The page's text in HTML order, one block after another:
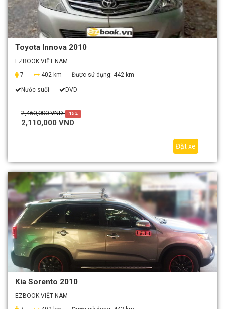
Toyota Innova 2010
EZBOOK VIỆT NAM
7
402 km Được sử dụng: 442 km
Nước suối DVD
2,460,000 VND -15%
2,110,000 VND
Đặt xe
Kia Sorento 2010
EZBOOK VIỆT NAM